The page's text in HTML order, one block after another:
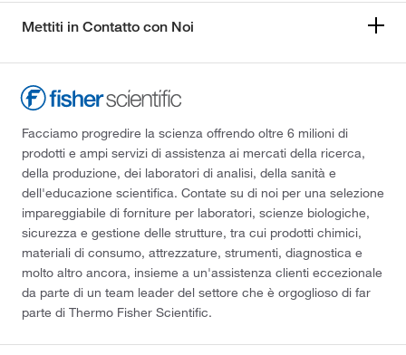
Mettiti in Contatto con Noi
Facciamo progredire la scienza offrendo oltre 6 milioni di
prodotti e ampi servizi di assistenza ai mercati della ricerca,
della produzione, dei laboratori di analisi, della sanità e
dell'educazione scientifica. Contate su di noi per una selezione
impareggiabile di forniture per laboratori, scienze biologiche,
sicurezza e gestione delle strutture, tra cui prodotti chimici,
materiali di consumo, attrezzature, strumenti, diagnostica e
molto altro ancora, insieme a un'assistenza clienti eccezionale
da parte di un team leader del settore che è orgoglioso di far
parte di Thermo Fisher Scientific.